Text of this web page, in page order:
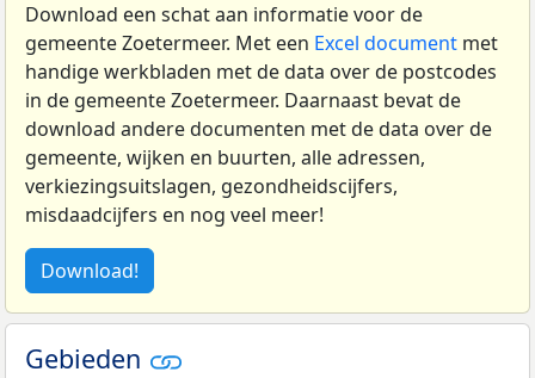
Download een schat aan informatie voor de
gemeente Zoetermeer. Met een Excel document met
handige werkbladen met de data over de postcodes
in de gemeente Zoetermeer. Daarnaast bevat de
download andere documenten met de data over de
gemeente, wijken en buurten, alle adressen,
verkiezingsuitslagen, gezondheidscijfers,
misdaadcijfers en nog veel meer!
Download!
Gebieden